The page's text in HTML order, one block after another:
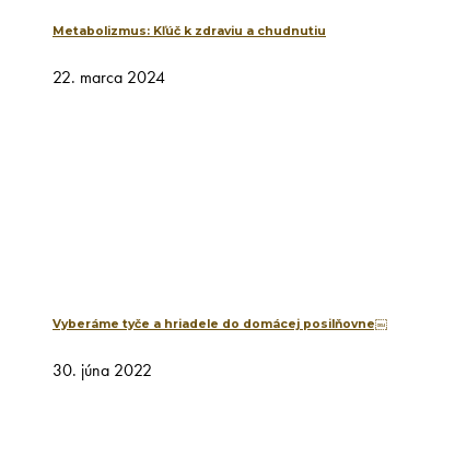
Metabolizmus: Kľúč k zdraviu a chudnutiu
22. marca 2024
Vyberáme tyče a hriadele do domácej posilňovne￼
30. júna 2022